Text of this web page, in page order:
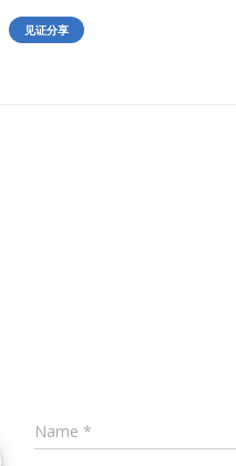
见证分享
Name *